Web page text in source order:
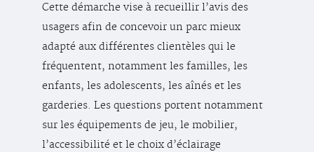
Cette démarche vise à recueillir l’avis des
usagers afin de concevoir un parc mieux
adapté aux différentes clientèles qui le
fréquentent, notamment les familles, les
enfants, les adolescents, les aînés et les
garderies. Les questions portent notamment
sur les équipements de jeu, le mobilier,
l’accessibilité et le choix d’éclairage